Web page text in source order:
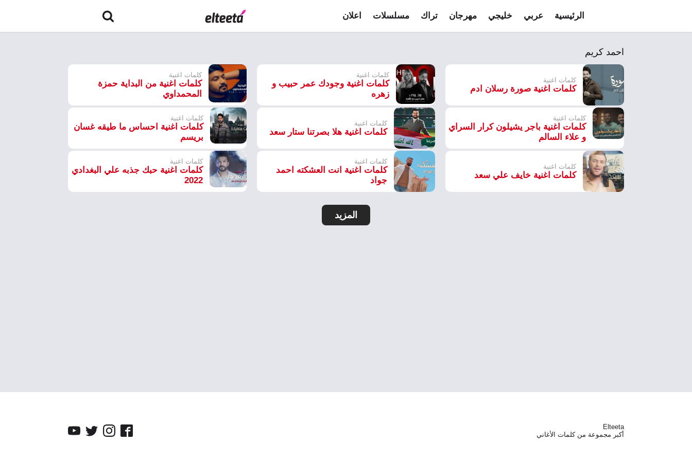
الرئيسية عربي خليجي مهرجان تراك مسلسلات اعلان
احمد كريم
كلمات اغنية
كلمات اغنية صورة رسلان ادم
كلمات اغنية
كلمات اغنية وجودك عمر حبيب و
زهره
كلمات اغنية
كلمات اغنية من البداية حمزة
المحمداوي
كلمات اغنية
كلمات اغنية باجر يشيلون كرار السراي
و علاء السالم
كلمات اغنية
كلمات اغنية هلا بصرتنا ستار سعد
كلمات اغنية
كلمات اغنية احساس ما طيقه غسان
بريسم
كلمات اغنية
كلمات اغنية خايف علي سعد
كلمات اغنية
كلمات اغنية انت العشكته احمد
جواد
كلمات اغنية
كلمات اغنية حبك جذبه علي البغدادي
2022
المزيد
Elteeta
أكبر مجموعة من كلمات الأغاني